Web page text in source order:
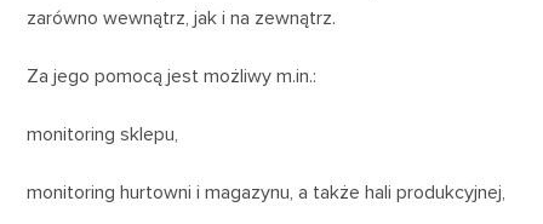
zarówno wewnątrz, jak i na zewnątrz.
Za jego pomocą jest możliwy m.in.:
monitoring sklepu,
monitoring hurtowni i magazynu, a także hali produkcyjnej,